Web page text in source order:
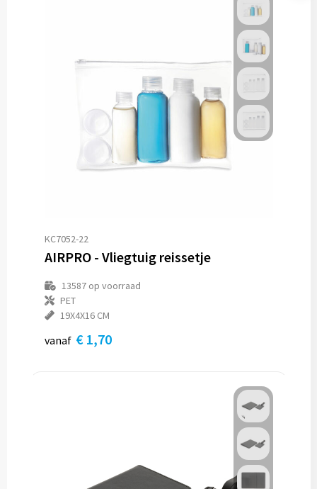
KC7052-22
AIRPRO - Vliegtuig reissetje
13587op voorraad
PET
19X4X16 CM
vanaf € 1,70